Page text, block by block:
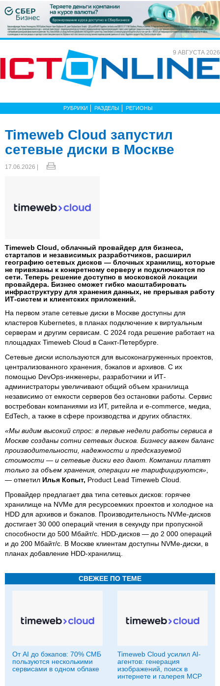
9 АВГУСТА 2026
РУБРИКИ РАЗДЕЛЫ РЕГИОНЫ
Timeweb Cloud запустил
сетевые диски в Москве
17.06.2026 |
Timeweb Cloud, облачный провайдер для бизнеса,
стартапов и независимых разработчиков, расширил
географию сетевых дисков — блочных хранилищ, которые
не привязаны к конкретному серверу и подключаются по
сети. Теперь решение доступно в московской локации
провайдера. Бизнес сможет гибко масштабировать
инфраструктуру для хранения данных, не прерывая работу
ИТ-систем и клиентских приложений.
На первом этапе сетевые диски в Москве доступны для
кластеров Kubernetes, в планах подключение к виртуальным
серверам и другим сервисам. С 2024 года решение работает на
площадках Timeweb Cloud в Санкт-Петербурге.
Сетевые диски используются для высоконагруженных проектов,
централизованного хранения, бэкапов и архивов. С их
помощью DevOps-инженеры, разработчики и ИТ-
администраторы увеличивают общий объем хранилища
независимо от емкости серверов без остановки работы. Сервис
востребован компаниями из ИТ, ритейла и e-commerce, медиа,
EdTech, а также в сфере производства и других областях.
«Мы видим высокий спрос: в первые недели работы сервиса в
Москве созданы сотни сетевых дисков. Бизнесу важен баланс
производительности, надежности и предсказуемой
стоимости — и сетевые диски его дают. Компании платят
только за объем хранения, операции не тарифицируются»
— отметил Илья Копыт, Product Lead Timeweb Cloud.
Провайдер предлагает два типа сетевых дисков: горячее
хранилище на NVMe для ресурсоемких проектов и холодное на
HDD для архивов и бэкапов. Производительность NVMe-дисков
достигает 30 000 операций чтения в секунду при пропускной
способности до 500 Мбайт/с. HDD-дисков — до 2 000 операций
и до 200 Мбайт/с. В Москве клиентам доступны NVMe-диски, в
планах добавление HDD-хранилищ.
СВЕЖЕЕ ПО ТЕМЕ
От AI до бэкапов: 70% СМБ
пользуются несколькими
сервисами в одном облаке
Timeweb Cloud усилил AI-
агентов: генерация
изображений, поиск в
интернете и галерея MCP